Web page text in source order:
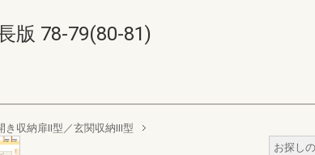
版 78-79(80-81)
き収納扉Ⅱ型／玄関収納Ⅲ型
お探し